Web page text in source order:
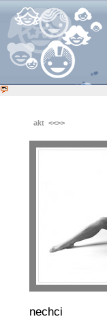
akt <<>>
nechci